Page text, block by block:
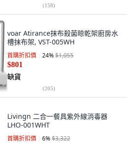
(158)
voar Atirance抹布殺菌晾乾架廚房水
槽抹布架, VST-005WH
首購折扣價 24%$1,055
$801
缺貨
(205)
Livingn 二合一餐具紫外線消毒器
LHO-001WHT
首購折扣價 6%$3,322